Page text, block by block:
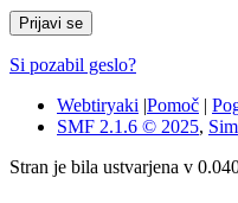
Si pozabil geslo?
Webtiryaki |Pomoč |
SMF 2.1.6 © 2025,
Stran je bila ustvarjena v